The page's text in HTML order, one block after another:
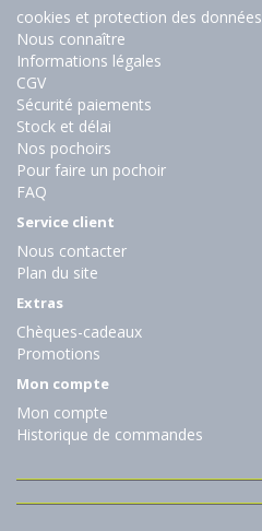
cookies et protection des données
Nous connaître
Informations légales
CGV
Sécurité paiements
Stock et délai
Nos pochoirs
Pour faire un pochoir
FAQ
Service client
Nous contacter
Plan du site
Extras
Chèques-cadeaux
Promotions
Mon compte
Mon compte
Historique de commandes